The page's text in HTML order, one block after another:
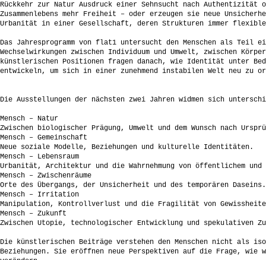
Rückkehr zur Natur Ausdruck einer Sehnsucht nach
Zusammenlebens mehr Freiheit – oder erzeugen sie neue
Urbanität in einer Gesellschaft, deren Strukturen immer
Das Jahresprogramm von flat1 untersucht den Menschen als Teil
Wechselwirkungen zwischen Individuum und Umwelt, zwischen
künstlerischen Positionen fragen danach, wie Identität unter
entwickeln, um sich in einer zunehmend instabilen Welt neu zu
Die Ausstellungen der nächsten zwei Jahren widmen sich
Mensch – Natur
Zwischen biologischer Prägung, Umwelt und dem Wunsch nach
Mensch – Gemeinschaft
Neue soziale Modelle, Beziehungen und kulturelle Identitäten.
Mensch – Lebensraum
Urbanität, Architektur und die Wahrnehmung von öffentlichem und
Mensch – Zwischenräume
Orte des Übergangs, der Unsicherheit und des temporären Daseins.
Mensch – Irritation
Manipulation, Kontrollverlust und die Fragilität von
Mensch – Zukunft
Zwischen Utopie, technologischer Entwicklung und spekulativen
Die künstlerischen Beiträge verstehen den Menschen nicht als
Beziehungen. Sie eröffnen neue Perspektiven auf die Frage,